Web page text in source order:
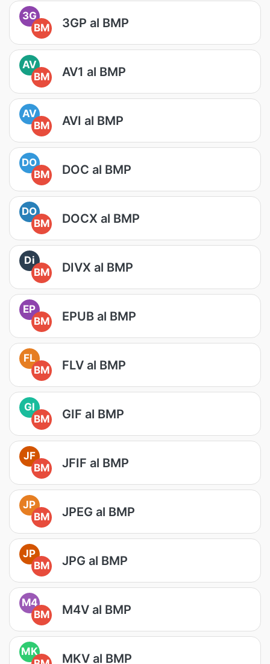
3G
BM
3GP al BMP
AV
BM
AV1 al BMP
AV
BM
AVI al BMP
DO
BM
DOC al BMP
DO
BM
DOCX al BMP
Di
BM
DIVX al BMP
EP
BM
EPUB al BMP
FL
BM
FLV al BMP
GI
BM
GIF al BMP
JF
BM
JFIF al BMP
JP
BM
JPEG al BMP
JP
BM
JPG al BMP
M4
BM
M4V al BMP
MK
MKV al BMP